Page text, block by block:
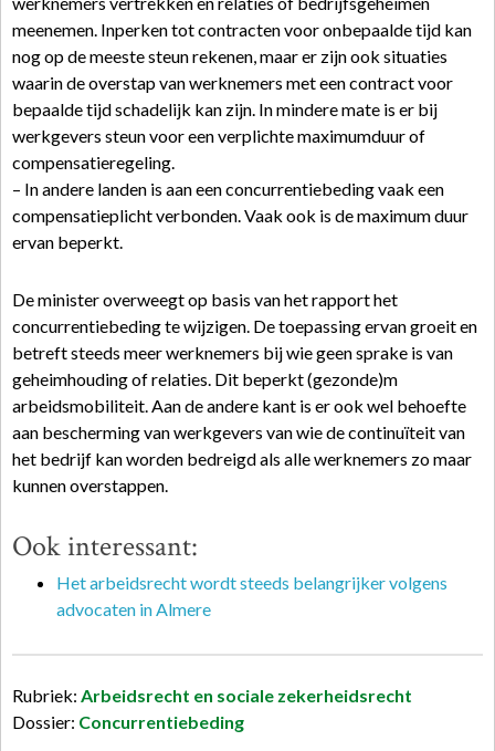
meenemen. Inperken tot contracten voor onbepaalde tijd kan
nog op de meeste steun rekenen, maar er zijn ook situaties
waarin de overstap van werknemers met een contract voor
bepaalde tijd schadelijk kan zijn. In mindere mate is er bij
werkgevers steun voor een verplichte maximumduur of
compensatieregeling.
– In andere landen is aan een concurrentiebeding vaak een
compensatieplicht verbonden. Vaak ook is de maximum duur
ervan beperkt.
De minister overweegt op basis van het rapport het
concurrentiebeding te wijzigen. De toepassing ervan groeit en
betreft steeds meer werknemers bij wie geen sprake is van
geheimhouding of relaties. Dit beperkt (gezonde)m
arbeidsmobiliteit. Aan de andere kant is er ook wel behoefte
aan bescherming van werkgevers van wie de continuïteit van
het bedrijf kan worden bedreigd als alle werknemers zo maar
kunnen overstappen.
Ook interessant:
Het arbeidsrecht wordt steeds belangrijker volgens
advocaten in Almere
Rubriek: Arbeidsrecht en sociale zekerheidsrecht
Dossier: Concurrentiebeding